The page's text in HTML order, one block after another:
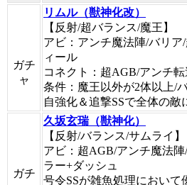
ガチ
ャ
リムル（獣神化改）
【反射/超バランス/魔王】
アビ：アンチ魔法陣/バリア
ィール
コネクト：超AGB/アンチ
条件：魔王以外が2体以上/
自強化＆追撃SSで全体の敵
ガチ
久坂玄瑞（獣神化）
【反射/バランス/サムライ】
アビ：超AGB/アンチ魔法
ラー+ダッシュ
号令SSが雑魚処理において